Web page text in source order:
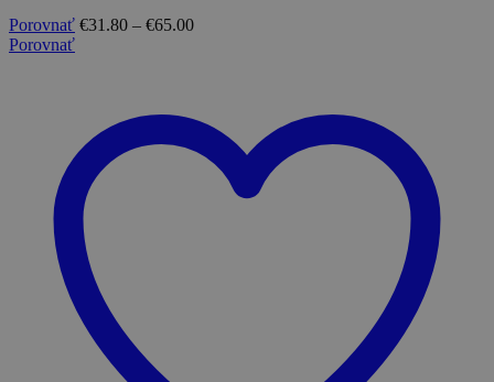
Porovnať €31.80 – €65.00
Porovnať